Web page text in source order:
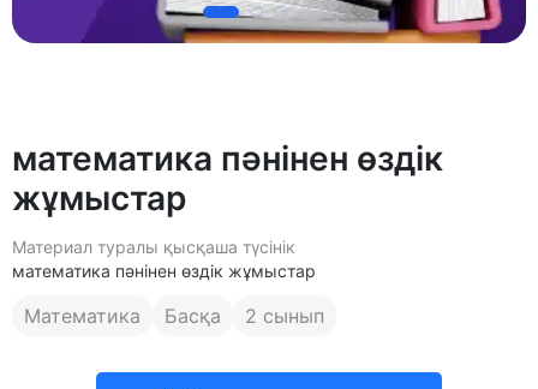
математика пәнінен өздік
жұмыстар
Материал туралы қысқаша түсінік
математика пәнінен өздік жұмыстар
Математика Басқа 2 сынып